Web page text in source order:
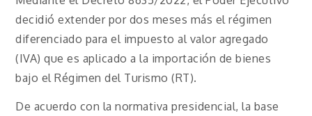
decidió extender por dos meses más el régimen
diferenciado para el impuesto al valor agregado
(IVA) que es aplicado a la importación de bienes
bajo el Régimen del Turismo (RT).
De acuerdo con la normativa presidencial, la base